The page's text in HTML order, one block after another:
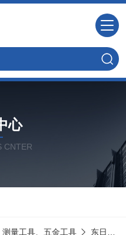
心
CNTER
测量工具、五金工具 东日TOHNICHI